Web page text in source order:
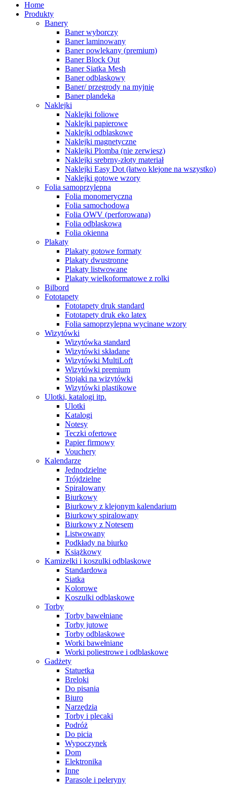
Home
Produkty
Banery
Baner wyborczy
Baner laminowany
Baner powlekany (premium)
Baner Block Out
Baner Siatka Mesh
Baner odblaskowy
Baner/ przegrody na myjnię
Baner plandeka
Naklejki
Naklejki foliowe
Naklejki papierowe
Naklejki odblaskowe
Naklejki magnetyczne
Naklejki Plomba (nie zerwiesz)
Naklejki srebrny-złoty materiał
Naklejki Easy Dot (łatwo klejone na wszystko)
Naklejki gotowe wzory
Folia samoprzylepna
Folia monomeryczna
Folia samochodowa
Folia OWV (perforowana)
Folia odblaskowa
Folia okienna
Plakaty
Plakaty gotowe formaty
Plakaty dwustronne
Plakaty listwowane
Plakaty wielkoformatowe z rolki
Bilbord
Fototapety
Fototapety druk standard
Fototapety druk eko latex
Folia samoprzylepna wycinane wzory
Wizytówki
Wizytówka standard
Wizytówki składane
Wizytówki MultiLoft
Wizytówki premium
Stojaki na wizytówki
Wizytówki plastikowe
Ulotki, katalogi itp.
Ulotki
Katalogi
Notesy
Teczki ofertowe
Papier firmowy
Vouchery
Kalendarze
Jednodzielne
Trójdzielne
Spiralowany
Biurkowy
Biurkowy z klejonym kalendarium
Biurkowy spiralowany
Biurkowy z Notesem
Listwowany
Podkłady na biurko
Książkowy
Kamizelki i koszulki odblaskowe
Standardowa
Siatka
Kolorowe
Koszulki odblaskowe
Torby
Torby bawełniane
Torby jutowe
Torby odblaskowe
Worki bawełniane
Worki poliestrowe i odblaskowe
Gadżety
Statuetka
Breloki
Do pisania
Biuro
Narzędzia
Torby i plecaki
Podróż
Do picia
Wypoczynek
Dom
Elektronika
Inne
Parasole i peleryny